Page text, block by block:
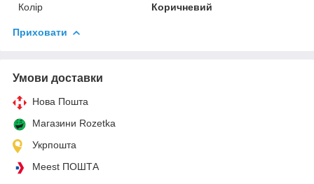
Колір
Коричневий
Приховати
Умови доставки
Нова Пошта
Магазини Rozetka
Укрпошта
Meest ПОШТА